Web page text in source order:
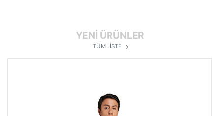
YENİ ÜRÜNLER
TÜM LİSTE